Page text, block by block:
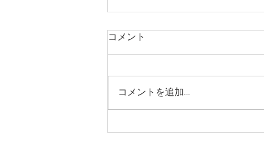
和歌山市 休耕地250坪の草
コメント
コメントを追加…